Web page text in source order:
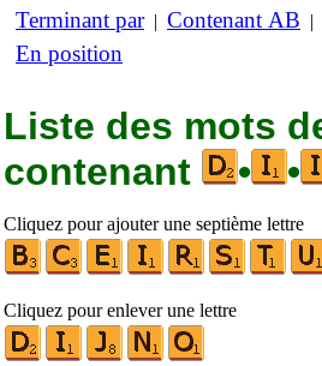
Terminant par| Contenant AB |
En position
Liste des mots
contenant
• •
Cliquez pour ajouter une septième lettre
Cliquez pour enlever une lettre